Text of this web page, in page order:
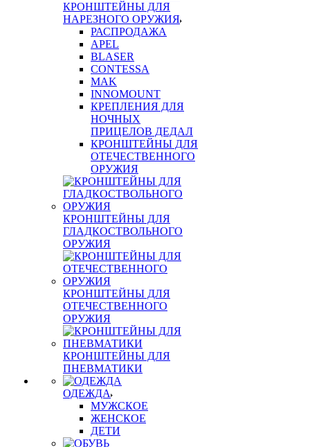
КРОНШТЕЙНЫ ДЛЯ
НАРЕЗНОГО ОРУЖИЯ
РАСПРОДАЖА
APEL
BLASER
CONTESSA
MAK
INNOMOUNT
КРЕПЛЕНИЯ ДЛЯ
НОЧНЫХ
ПРИЦЕЛОВ ДЕДАЛ
КРОНШТЕЙНЫ ДЛЯ
ОТЕЧЕСТВЕННОГО
ОРУЖИЯ
КРОНШТЕЙНЫ ДЛЯ
ГЛАДКОСТВОЛЬНОГО
ОРУЖИЯ
КРОНШТЕЙНЫ ДЛЯ
ОТЕЧЕСТВЕННОГО
ОРУЖИЯ
КРОНШТЕЙНЫ ДЛЯ
ПНЕВМАТИКИ
ОДЕЖДА
МУЖСКОЕ
ЖЕНСКОЕ
ДЕТИ